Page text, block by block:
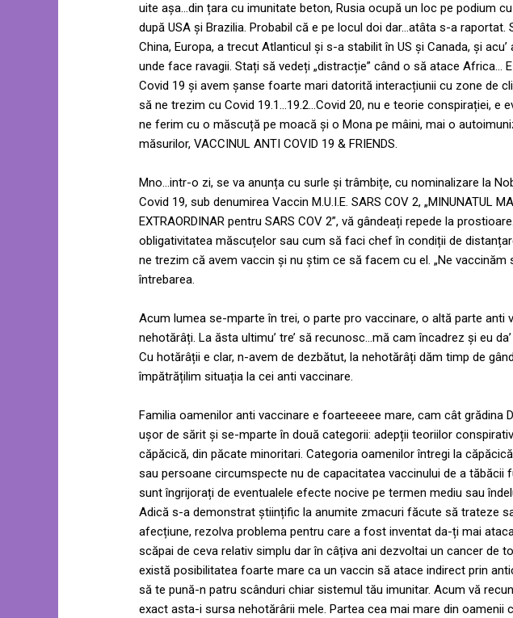
uite așa…din țara cu imunitate beton, Rusia ocupă un loc pe podium
după USA și Brazilia. Probabil că e pe locul doi dar…atâta s-a raportat.
China, Europa, a trecut Atlanticul și s-a stabilit în US și Canada, și
unde face ravagii. Stați să vedeți „distracție” când o să atace Africa…
Covid 19 și avem șanse foarte mari datorită interacțiunii cu zone de
să ne trezim cu Covid 19.1…19.2…Covid 20, nu e teorie conspirației, e
ne ferim cu o măscuță pe moacă și o Mona pe mâini, mai o
măsurilor, VACCINUL ANTI COVID 19 & FRIENDS.
Mno…intr-o zi, se va anunța cu surle și trâmbițe, cu nominalizare la
Covid 19, sub denumirea Vaccin M.U.I.E. SARS COV 2, „MINUNATUL
EXTRAORDINAR pentru SARS COV 2”, vă gândeați repede la
obligativitatea măscuțelor sau cum să faci chef în condiții de
ne trezim că avem vaccin și nu știm ce să facem cu el. „Ne vaccinăm
întrebarea.
Acum lumea se-mparte în trei, o parte pro vaccinare, o altă parte anti
nehotărâți. La ăsta ultimu’ tre’ să recunosc…mă cam încadrez și eu
Cu hotărâții e clar, n-avem de dezbătut, la nehotărâți dăm timp de
împătrățilim situația la cei anti vaccinare.
Familia oamenilor anti vaccinare e foarteeeee mare, cam cât grădina
ușor de sărit și se-mparte în două categorii: adepții teoriilor
căpăcică, din păcate minoritari. Categoria oamenilor întregi la
sau persoane circumspecte nu de capacitatea vaccinului de a tăbăcii
sunt îngrijorați de eventualele efecte nocive pe termen mediu sau
Adică s-a demonstrat științific la anumite zmacuri făcute să trateze
afecțiune, rezolva problema pentru care a fost inventat da-ți mai
scăpai de ceva relativ simplu dar în câțiva ani dezvoltai un cancer de
există posibilitatea foarte mare ca un vaccin să atace indirect prin
să te pună-n patru scânduri chiar sistemul tău imunitar. Acum vă
exact asta-i sursa nehotărârii mele. Partea cea mai mare din oamenii